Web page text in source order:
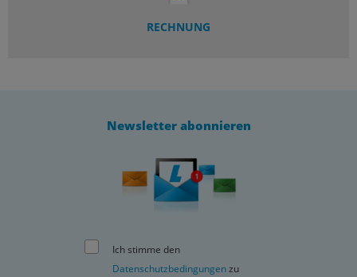
RECHNUNG
Newsletter abonnieren
Ich stimme den
Datenschutzbedingungenzu